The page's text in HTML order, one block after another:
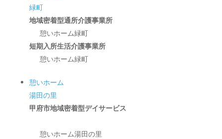
緑町
地域密着型通所介護事業所
憩いホーム緑町
短期入所生活介護事業所
憩いホーム緑町
憩いホーム
湯田の里
甲府市地域密着型デイサービス
憩いホーム湯田の里